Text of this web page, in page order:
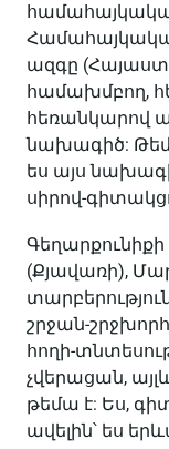
ազգը
համախմբող,
հեռանկարով
նախագիծ:
ես այս
սիրով-
(Քյավառի),
շրջան-
հողի-
չվերացան,
թեմա է: Ես,
ավելին՝ ես